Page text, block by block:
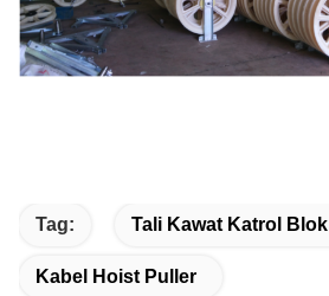
Tag: Tali Kawat Katrol Blok
Kabel Hoist Puller